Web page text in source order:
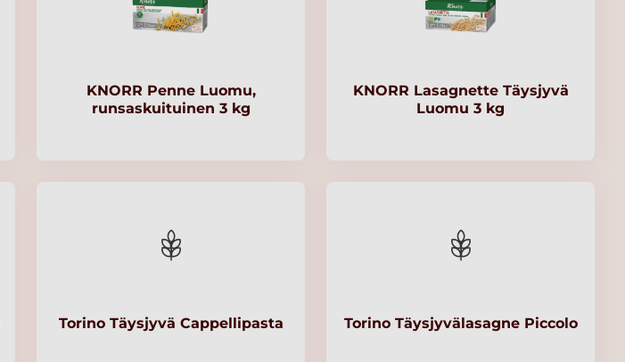
KNORR Penne Luomu,
runsaskuituinen 3 kg
KNORR Lasagnette Täysjyvä
Luomu 3 kg
Torino Täysjyvä Cappellipasta Torino Täysjyvälasagne Piccolo